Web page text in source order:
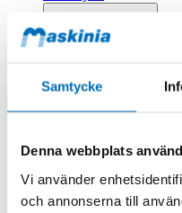
Samtycke
Denna webbplats
Vi använder
och annonserna till
Search
Hem
Produkten finns i följande